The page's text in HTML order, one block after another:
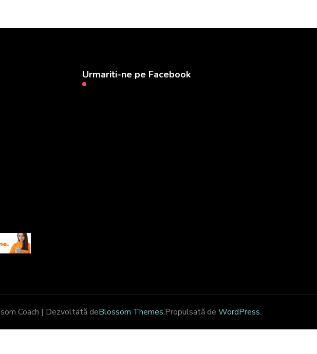
Urmariti-ne pe Facebook
Coach | Dezvoltată deBlossom Themes.Propulsată de WordPress.